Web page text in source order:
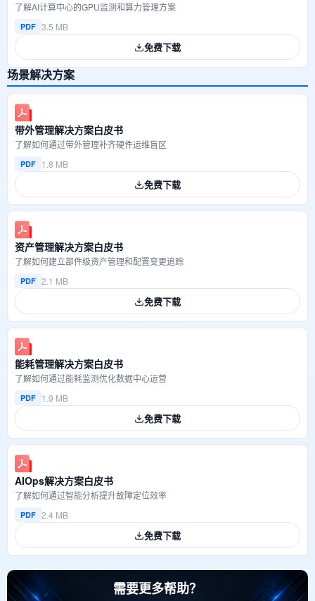
了解AI计算中心的GPU监测和算力管理方案
PDF 3.5 MB
免费下载
场景解决方案
带外管理解决方案白皮书
了解如何通过带外管理补齐硬件运维盲区
PDF 1.8 MB
免费下载
资产管理解决方案白皮书
了解如何建立部件级资产管理和配置变更追踪
PDF 2.1 MB
免费下载
能耗管理解决方案白皮书
了解如何通过能耗监测优化数据中心运营
PDF 1.9 MB
免费下载
AIOps解决方案白皮书
了解如何通过智能分析提升故障定位效率
PDF 2.4 MB
免费下载
需要更多帮助？